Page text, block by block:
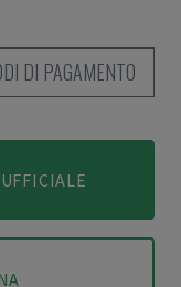
DI PAGAMENTO